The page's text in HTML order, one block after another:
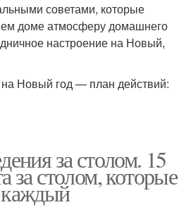
советами, которые
доме атмосферу домашнего
настроение на Новый,
на Новый год — план действий:
за столом. 15
за столом, которые
каждый